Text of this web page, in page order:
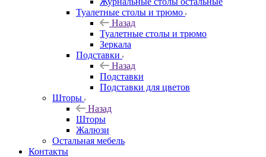
Туалетные столы и трюмо
Назад
Туалетные столы и трюмо
Зеркала
Подставки
Назад
Подставки
Подставки для цветов
Шторы
Назад
Шторы
Жалюзи
Остальная мебель
Контакты